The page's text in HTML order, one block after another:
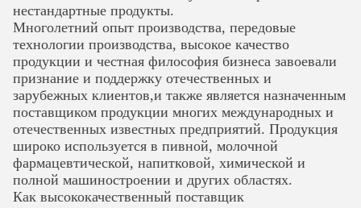
нестандартные продукты.
Многолетний опыт производства, передовые
технологии производства, высокое качество
продукции и честная философия бизнеса завоевали
признание и поддержку отечественных и
зарубежных клиентов,и также является назначенным
поставщиком продукции многих международных и
отечественных известных предприятий. Продукция
широко используется в пивной, молочной
фармацевтической, напитковой, химической и
полной машиностроении и других областях.
Как высококачественный поставщик